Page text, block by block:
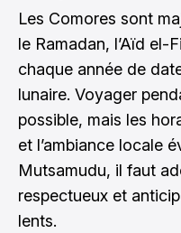
Les Comores sont
le Ramadan, l’Aïd el-
chaque année de
lunaire. Voyager
possible, mais les
et l’ambiance locale
Mutsamudu, il faut
respectueux et
lents.